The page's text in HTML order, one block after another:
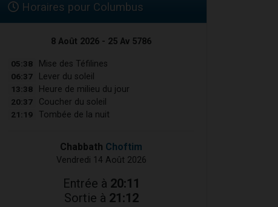
Horaires pour Columbus
8 Août 2026 - 25 Av 5786
05:38 Mise des Téfilines
06:37 Lever du soleil
13:38 Heure de milieu du jour
20:37 Coucher du soleil
21:19 Tombée de la nuit
Chabbath Choftim
Vendredi 14 Août 2026
Entrée à 20:11
Sortie à 21:12